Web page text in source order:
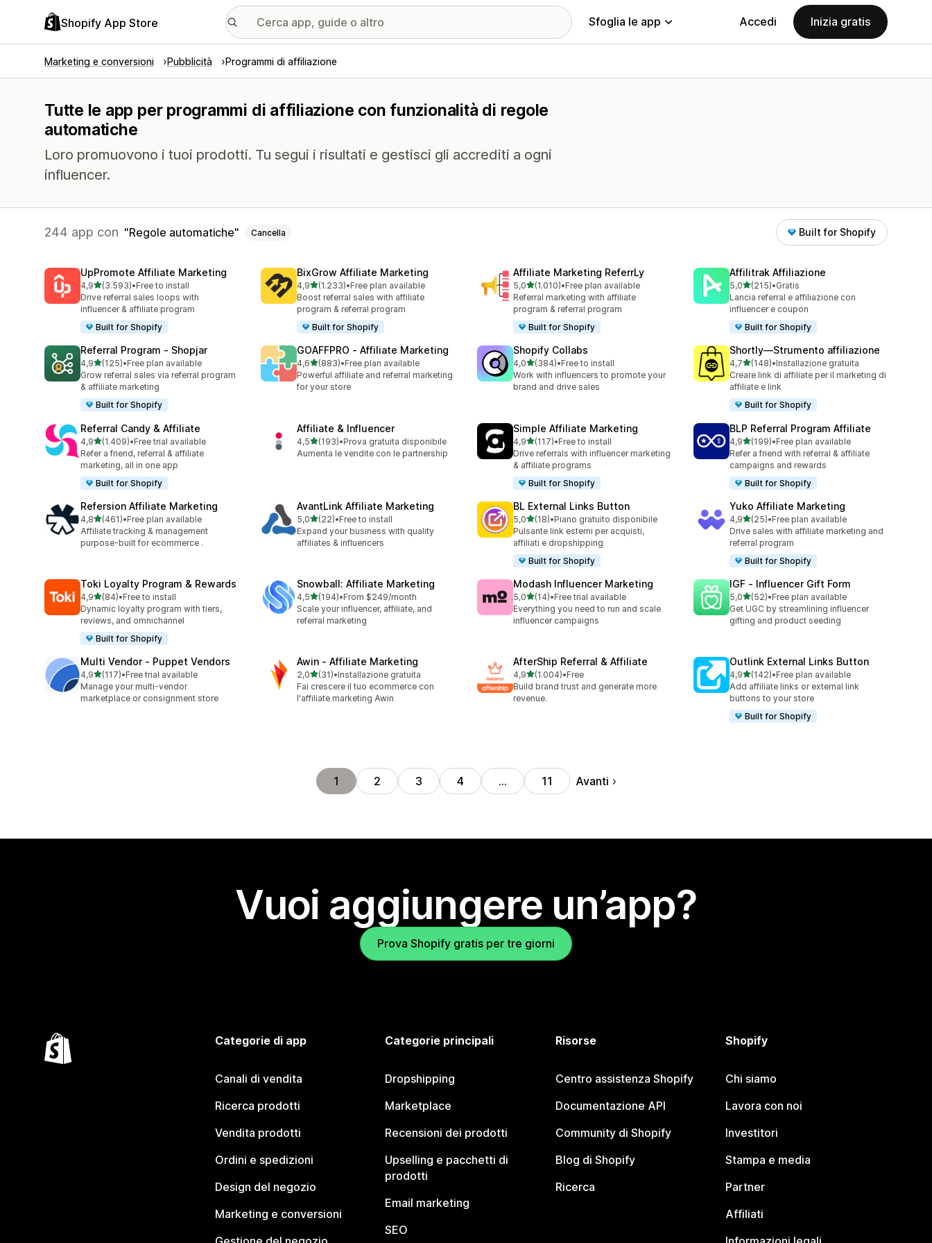
Shopify App Store Sfoglia le app Accedi Inizia gratis
Marketing e conversioni Pubblicità Programmi di affiliazione
Tutte le app per programmi di affiliazione con funzionalità di regole
automatiche
Loro promuovono i tuoi prodotti. Tu segui i risultati e gestisci gli accrediti a ogni
influencer.
244 app con Regole automatiche Cancella Built for Shopify
UpPromote Affiliate Marketing
4,9stelle su 5
(3.593)
3593 recensioni totali
•Free to install
Drive referral sales loops with
influencer & affiliate program
Built for Shopify
BixGrow Affiliate Marketing
4,9stelle su 5
(1.233)
1233 recensioni totali
•Free plan available
Boost referral sales with affiliate
program & referral program
Built for Shopify
Affiliate Marketing ReferrLy
5,0stelle su 5
(1.010)
1010 recensioni totali
•Free plan available
Referral marketing with affiliate
program & referral program
Built for Shopify
Affilitrak Affiliazione
5,0stelle su 5
(215)
215 recensioni totali
•Gratis
Lancia referral e affiliazione con
influencer e coupon
Built for Shopify
Referral Program ‑ Shopjar
4,9stelle su 5
(125)
125 recensioni totali
•Free plan available
Grow referral sales via referral program
& affiliate marketing
Built for Shopify
GOAFFPRO ‑ Affiliate Marketing
4,6stelle su 5
(883)
883 recensioni totali
•Free plan available
Powerful affiliate and referral marketing
for your store
Shopify Collabs
4,0stelle su 5
(384)
384 recensioni totali
•Free to install
Work with influencers to promote your
brand and drive sales
Shortly—Strumento affiliazione
4,7stelle su 5
(148)
148 recensioni totali
•Installazione gratuita
Creare link di affiliate per il marketing di
affiliate e link
Built for Shopify
Referral Candy & Affiliate
4,9stelle su 5
(1.409)
1409 recensioni totali
•Free trial available
Refer a friend, referral & affiliate
marketing, all in one app
Built for Shopify
Affiliate & Influencer
4,5stelle su 5
(193)
193 recensioni totali
•Prova gratuita disponibile
Aumenta le vendite con le partnership
Simple Affiliate Marketing
4,9stelle su 5
(117)
117 recensioni totali
•Free to install
Drive referrals with influencer marketing
& affiliate programs
Built for Shopify
BLP Referral Program Affiliate
4,9stelle su 5
(199)
199 recensioni totali
•Free plan available
Refer a friend with referral & affiliate
campaigns and rewards
Built for Shopify
Refersion Affiliate Marketing
4,8stelle su 5
(461)
461 recensioni totali
•Free plan available
Affiliate tracking & management
purpose-built for ecommerce .
AvantLink Affiliate Marketing
5,0stelle su 5
(22)
22 recensioni totali
•Free to install
Expand your business with quality
affiliates & influencers
BL External Links Button
5,0stelle su 5
(18)
18 recensioni totali
•Piano gratuito disponibile
Pulsante link esterni per acquisti,
affiliati e dropshipping
Built for Shopify
Yuko Affiliate Marketing
4,9stelle su 5
(25)
25 recensioni totali
•Free plan available
Drive sales with affiliate marketing and
referral program
Built for Shopify
Toki Loyalty Program & Rewards
4,9stelle su 5
(84)
84 recensioni totali
•Free to install
Dynamic loyalty program with tiers,
reviews, and omnichannel
Built for Shopify
Snowball: Affiliate Marketing
4,5stelle su 5
(194)
194 recensioni totali
•From $249/month
Scale your influencer, affiliate, and
referral marketing
Modash Influencer Marketing
5,0stelle su 5
(14)
14 recensioni totali
•Free trial available
Everything you need to run and scale
influencer campaigns
IGF ‑ Influencer Gift Form
5,0stelle su 5
(52)
52 recensioni totali
•Free plan available
Get UGC by streamlining influencer
gifting and product seeding
Multi Vendor ‑ Puppet Vendors
4,9stelle su 5
(117)
117 recensioni totali
•Free trial available
Manage your multi-vendor
marketplace or consignment store
Awin ‑ Affiliate Marketing
2,0stelle su 5
(31)
31 recensioni totali
•Installazione gratuita
Fai crescere il tuo ecommerce con
l'affiliate marketing Awin
AfterShip Referral & Affiliate
4,9stelle su 5
(1.004)
1004 recensioni totali
•Free
Build brand trust and generate more
revenue.
Outlink External Links Button
4,9stelle su 5
(142)
142 recensioni totali
•Free plan available
Add affiliate links or external link
buttons to your store
Built for Shopify
1 2 3 4 … 11 Avanti
Vuoi aggiungere un’app?
Prova Shopify gratis per tre giorni
Categorie di app
Canali di vendita
Ricerca prodotti
Vendita prodotti
Ordini e spedizioni
Design del negozio
Marketing e conversioni
Categorie principali
Dropshipping
Marketplace
Recensioni dei prodotti
Upselling e pacchetti di
prodotti
Email marketing
SEO
Risorse
Centro assistenza Shopify
Documentazione API
Community di Shopify
Blog di Shopify
Ricerca
Shopify
Chi siamo
Lavora con noi
Investitori
Stampa e media
Partner
Affiliati